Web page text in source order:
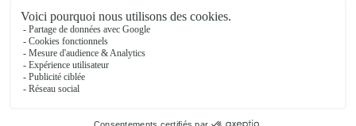
Saint-Thomas-en-Royans
★ ★ ★ ★